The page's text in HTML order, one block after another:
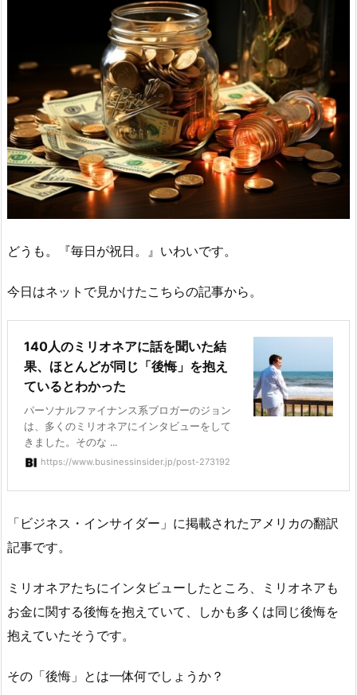
どうも。『毎日が祝日。』いわいです。
今日はネットで見かけたこちらの記事から。
140人のミリオネアに話を聞いた結
果、ほとんどが同じ「後悔」を抱え
ているとわかった
パーソナルファイナンス系ブロガーのジョン
は、多くのミリオネアにインタビューをして
きました。そのな ...
https://www.businessinsider.jp/post-273192
「ビジネス・インサイダー」に掲載されたアメリカの翻訳
記事です。
ミリオネアたちにインタビューしたところ、ミリオネアも
お金に関する後悔を抱えていて、しかも多くは同じ後悔を
抱えていたそうです。
その「後悔」とは一体何でしょうか？